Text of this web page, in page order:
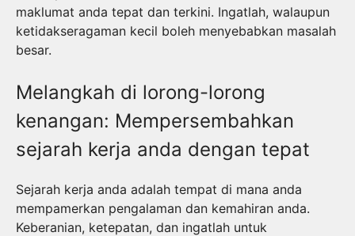
maklumat anda tepat dan terkini. Ingatlah, walaupun
ketidakseragaman kecil boleh menyebabkan masalah
besar.
Melangkah di lorong-lorong
kenangan: Mempersembahkan
sejarah kerja anda dengan tepat
Sejarah kerja anda adalah tempat di mana anda
mempamerkan pengalaman dan kemahiran anda.
Keberanian, ketepatan, dan ingatlah untuk